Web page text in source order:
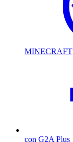
MINECRAFT
con G2A Plus